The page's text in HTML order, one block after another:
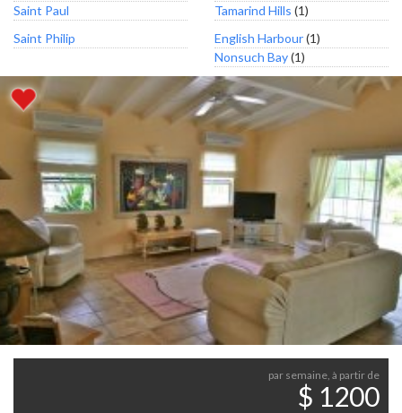
Saint Paul
Saint Philip
Tamarind Hills (1)
English Harbour(1)
Nonsuch Bay(1)
par semaine, à partir de
$ 1200